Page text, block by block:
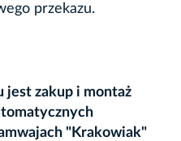
przekazu.
jest zakup i montaż
"Krakowiak"